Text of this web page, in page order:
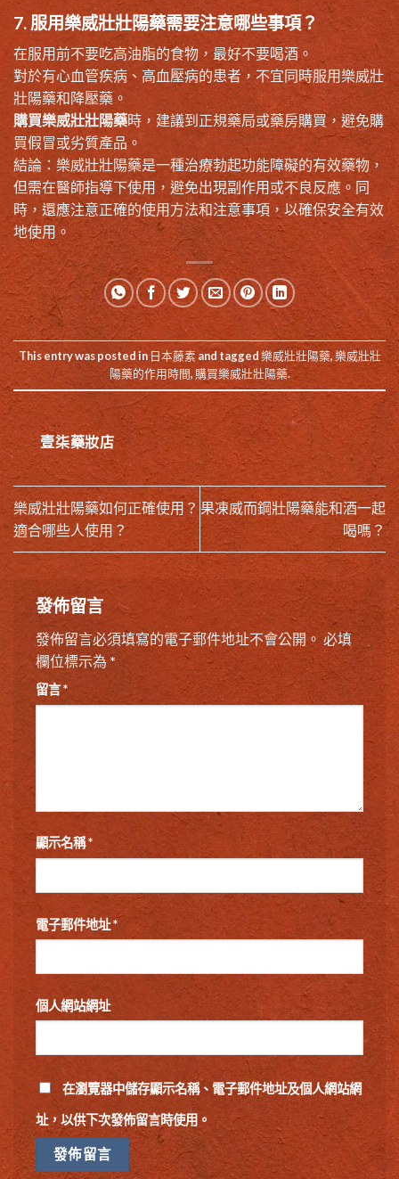
7. 服用樂威壯壯陽藥需要注意哪些事項？
在服用前不要吃高油脂的食物，最好不要喝酒。
對於有心血管疾病、高血壓病的患者，不宜同時服用樂威壯
壯陽藥和降壓藥。
購買樂威壯壯陽藥時，建議到正規藥局或藥房購買，避免購
買假冒或劣質產品。
結論：樂威壯壯陽藥是一種治療勃起功能障礙的有效藥物，
但需在醫師指導下使用，避免出現副作用或不良反應。同
時，還應注意正確的使用方法和注意事項，以確保安全有效
地使用。
This entry was posted in 日本藤素and tagged樂威壯壯陽藥,樂威壯壯
陽藥的作用時間, 購買樂威壯壯陽藥.
壹柒藥妝店
樂威壯壯陽藥如何正確使用？
適合哪些人使用？
果凍威而鋼壯陽藥能和酒一起
喝嗎？
發佈留言
發佈留言必須填寫的電子郵件地址不會公開。 必填
欄位標示為 *
留言*
顯示名稱*
電子郵件地址*
個人網站網址
在瀏覽器中儲存顯示名稱、電子郵件地址及個人網站網
址，以供下次發佈留言時使用。